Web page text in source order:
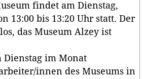
findet am Dienstag,
13:00 bis 13:20 Uhr statt. Der
das Museum Alzey ist
im Monat
innen des Museums in